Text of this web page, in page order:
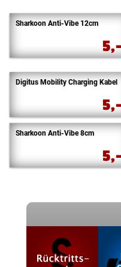
Sharkoon Anti-Vibe 12cm
Digitus Mobility Charging Kabel
Sharkoon Anti-Vibe 8cm